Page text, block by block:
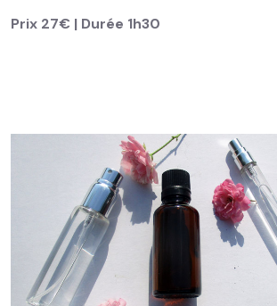
Prix 27€ | Durée 1h30